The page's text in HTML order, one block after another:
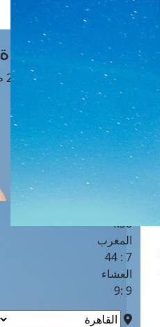
الفتوى الهاتفية
مَواقِيتُ الصَّـــلاة
القاهرة · 07 أغسطس 2026 م
4 :41
الشروق
6 :17
4:38
المغرب
7 : 44
العشاء
9 :9